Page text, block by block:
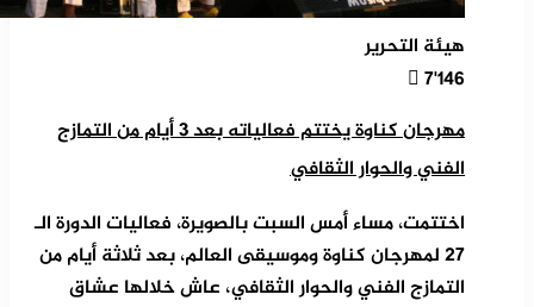
هيئة التحرير
7٬146
مهرجان كناوة يختتم فعالياته بعد 3 أيام من التمازج
الفني والحوار الثقافي
اختتمت، مساء أمس السبت بالصويرة، فعاليات الدورة الـ
27 لمهرجان كناوة وموسيقى العالم، بعد ثلاثة أيام من
التمازج الفني والحوار الثقافي، عاش خلالها عشاق